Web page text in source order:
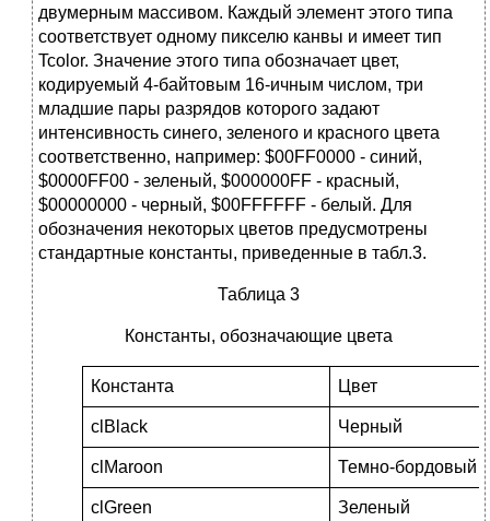
двумерным массивом. Каждый элемент этого типа
соответствует одному пикселю канвы и имеет тип
Tcolor. Значение этого типа обозначает цвет,
кодируемый 4-байтовым 16-ичным числом, три
младшие пары разрядов которого задают
интенсивность синего, зеленого и красного цвета
соответственно, например: $00FF0000 - синий,
$0000FF00 - зеленый, $000000FF - красный,
$00000000 - черный, $00FFFFFF - белый. Для
обозначения некоторых цветов предусмотрены
стандартные константы, приведенные в табл.3.
Таблица 3
Константы, обозначающие цвета
Константа Цвет
clBlack Черный
clMaroon Темно-бордовый
clGreen Зеленый